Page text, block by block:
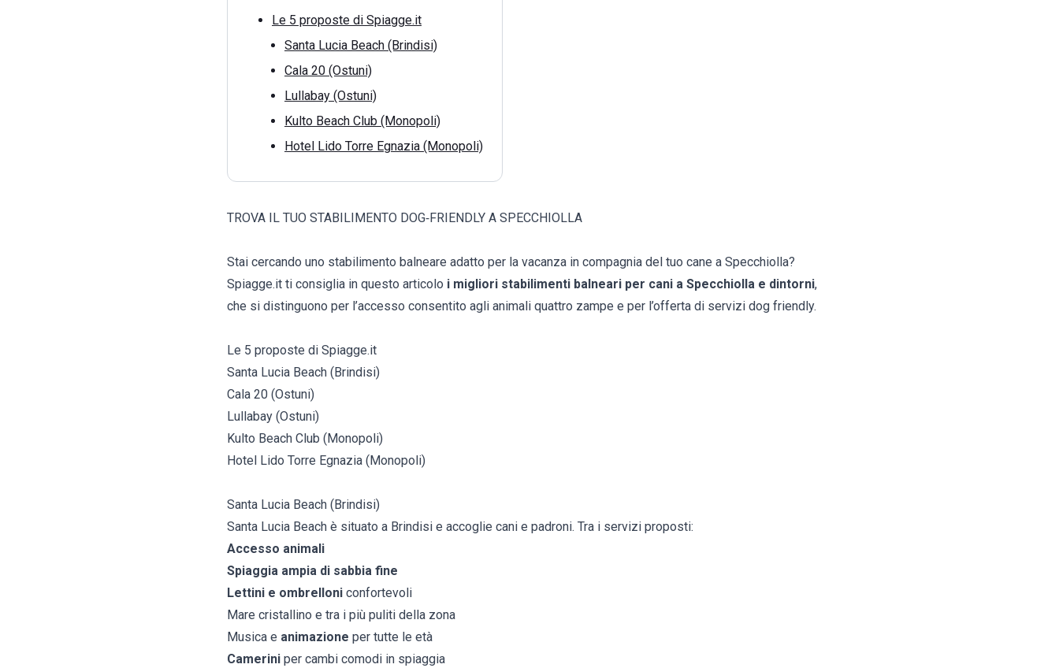
Le 5 proposte di Spiagge.it
Santa Lucia Beach (Brindisi)
Cala 20 (Ostuni)
Lullabay (Ostuni)
Kulto Beach Club (Monopoli)
Hotel Lido Torre Egnazia (Monopoli)
TROVA IL TUO STABILIMENTO DOG‑FRIENDLY A SPECCHIOLLA
Stai cercando uno stabilimento balneare adatto per la vacanza in compagnia del tuo cane a Specchiolla?
Spiagge.it ti consiglia in questo articolo i migliori stabilimenti balneari per cani a Specchiolla e dintorni,
che si distinguono per l’accesso consentito agli animali quattro zampe e per l’offerta di servizi dog friendly.
Le 5 proposte di Spiagge.it
Santa Lucia Beach (Brindisi)
Cala 20 (Ostuni)
Lullabay (Ostuni)
Kulto Beach Club (Monopoli)
Hotel Lido Torre Egnazia (Monopoli)
Santa Lucia Beach (Brindisi)
Santa Lucia Beach è situato a Brindisi e accoglie cani e padroni. Tra i servizi proposti:
Accesso animali
Spiaggia ampia di sabbia fine
Lettini e ombrelloni confortevoli
Mare cristallino e tra i più puliti della zona
Musica e animazione per tutte le età
Camerini per cambi comodi in spiaggia